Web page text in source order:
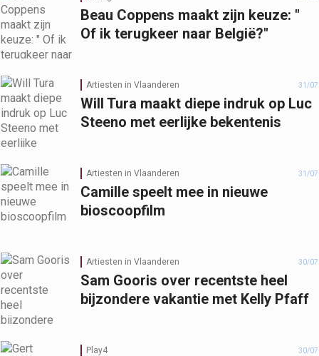
Beau Coppens maakt zijn keuze: "
Of ik terugkeer naar België?"
Artiesten in Vlaanderen 31/07
Will Tura maakt diepe indruk op Luc
Steeno met eerlijke bekentenis
Artiesten in Vlaanderen 31/07
Camille speelt mee in nieuwe
bioscoopfilm
Artiesten in Vlaanderen 30/07
Sam Gooris over recentste heel
bijzondere vakantie met Kelly Pfaff
Play4 30/07